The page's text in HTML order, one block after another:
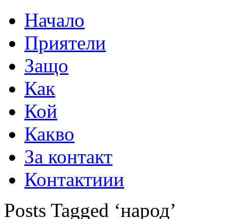
Начало
Приятели
Защо
Как
Кой
Какво
За контакт
Контактиии
Posts Tagged ‘народ’